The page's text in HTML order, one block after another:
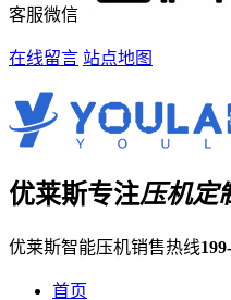
客服微信
在线留言 站点地图
优莱斯专注压机定
优莱斯智能压机销售热线
首页